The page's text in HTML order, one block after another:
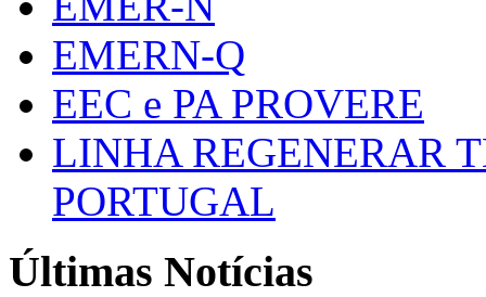
EMERN-Q
EEC e PA PROVERE
LINHA REGENERAR
PORTUGAL
Últimas Notícias